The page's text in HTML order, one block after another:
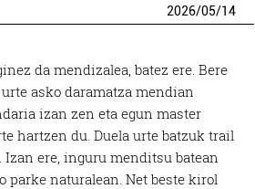
2026/05/14
da mendizalea, batez ere. Bere
asko daramatza mendian
izan zen eta egun master
hartzen du. Duela urte batzuk trail
ere, inguru menditsu batean
parke naturalean. Net beste kirol